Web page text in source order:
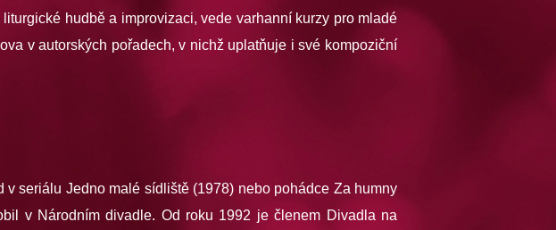
hudbě a improvizaci, vede varhanní kurzy pro mladé
v autorských pořadech, v nichž uplatňuje i své kompoziční
seriálu Jedno malé sídliště (1978) nebo pohádce Za humny
v Národním divadle. Od roku 1992 je členem Divadla na